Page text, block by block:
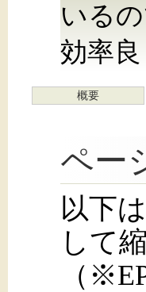
いる
効率
概要
ペー
以下
して
（